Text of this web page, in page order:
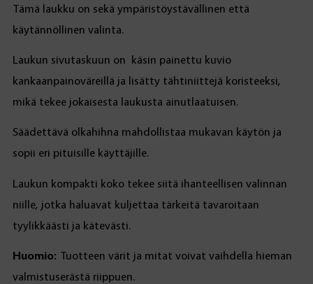
Tämä laukku on sekä ympäristöystävällinen että
käytännöllinen valinta.
Laukun sivutaskuun on käsin painettu kuvio
kankaanpainoväreillä ja lisätty tähtiniittejä koristeeksi,
mikä tekee jokaisesta laukusta ainutlaatuisen.
Säädettävä olkahihna mahdollistaa mukavan käytön ja
sopii eri pituisille käyttäjille.
Laukun kompakti koko tekee siitä ihanteellisen valinnan
niille, jotka haluavat kuljettaa tärkeitä tavaroitaan
tyylikkäästi ja kätevästi.
Huomio: Tuotteen värit ja mitat voivat vaihdella hieman
valmistuserästä riippuen.